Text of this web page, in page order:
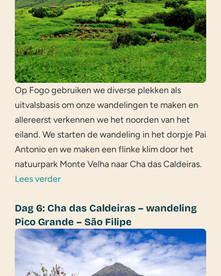
Op Fogo gebruiken we diverse plekken als
uitvalsbasis om onze wandelingen te maken en
allereerst verkennen we het noorden van het
eiland. We starten de wandeling in het dorpje Pai
Antonio en we maken een flinke klim door het
natuurpark Monte Velha naar Cha das Caldeiras.
Lees verder
Dag 6: Cha das Caldeiras – wandeling
Pico Grande – São Filipe